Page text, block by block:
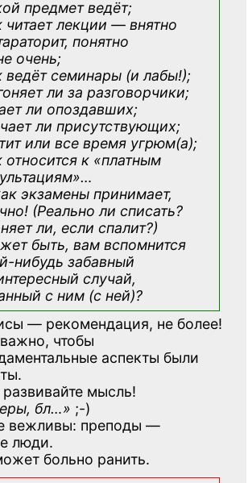
предмет ведёт;
читает лекции — внятно
понятно
очень;
ведёт семинары (и лабы!);
ли за разговорчики;
ли опоздавших;
ли присутствующих;
или все время угрюм(а);
относится к «платным
…
экзамены принимает,
(Реально ли списать?
ли, если спалит?)
быть, вам вспомнится
нибудь забавный
случай,
с ним (с ней)?
— рекомендация, не более!
чтобы
аспекты были
мысль!
бл…» ;-)
вежливы: преподы —
люди.
больно ранить.